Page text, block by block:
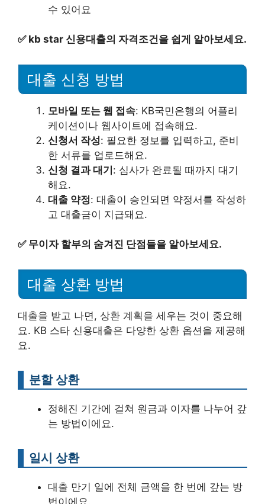
수 있어요
✅ kb star 신용대출의 자격조건을 쉽게 알아보세요.
대출 신청 방법
모바일 또는 웹 접속: KB국민은행의 어플리
케이션이나 웹사이트에 접속해요.
신청서 작성: 필요한 정보를 입력하고, 준비
한 서류를 업로드해요.
신청 결과 대기: 심사가 완료될 때까지 대기
해요.
대출 약정: 대출이 승인되면 약정서를 작성하
고 대출금이 지급돼요.
✅ 무이자 할부의 숨겨진 단점들을 알아보세요.
대출 상환 방법
대출을 받고 나면, 상환 계획을 세우는 것이 중요해
요. KB 스타 신용대출은 다양한 상환 옵션을 제공해
요.
분할 상환
정해진 기간에 걸쳐 원금과 이자를 나누어 갚
는 방법이에요.
일시 상환
대출 만기 일에 전체 금액을 한 번에 갚는 방
법이에요.